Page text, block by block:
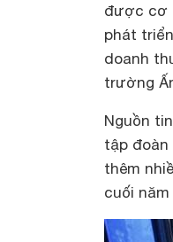
được cơ
phát
doanh
trường
Nguồn
tập đoàn
thêm
cuối năm